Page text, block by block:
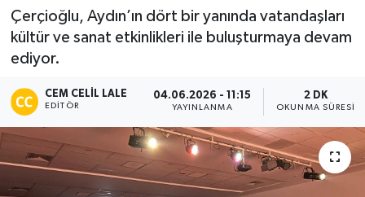
Çerçioğlu, Aydın’ın dört bir yanında vatandaşları
kültür ve sanat etkinlikleri ile buluşturmaya devam
ediyor.
CEM CELIL LALE
EDITÖR
04.06.2026 - 11:15
YAYINLANMA
2 DK
OKUNMA SÜRESI
Son Dakika Haberleri
Haber Arşivi